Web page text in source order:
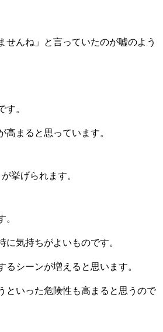
んね」と言っていたのが嘘のよう
す。
まると思っています。
挙げられます。
。
気持ちがよいものです。
シーンが増えると思います。
といった危険性も高まると思うので